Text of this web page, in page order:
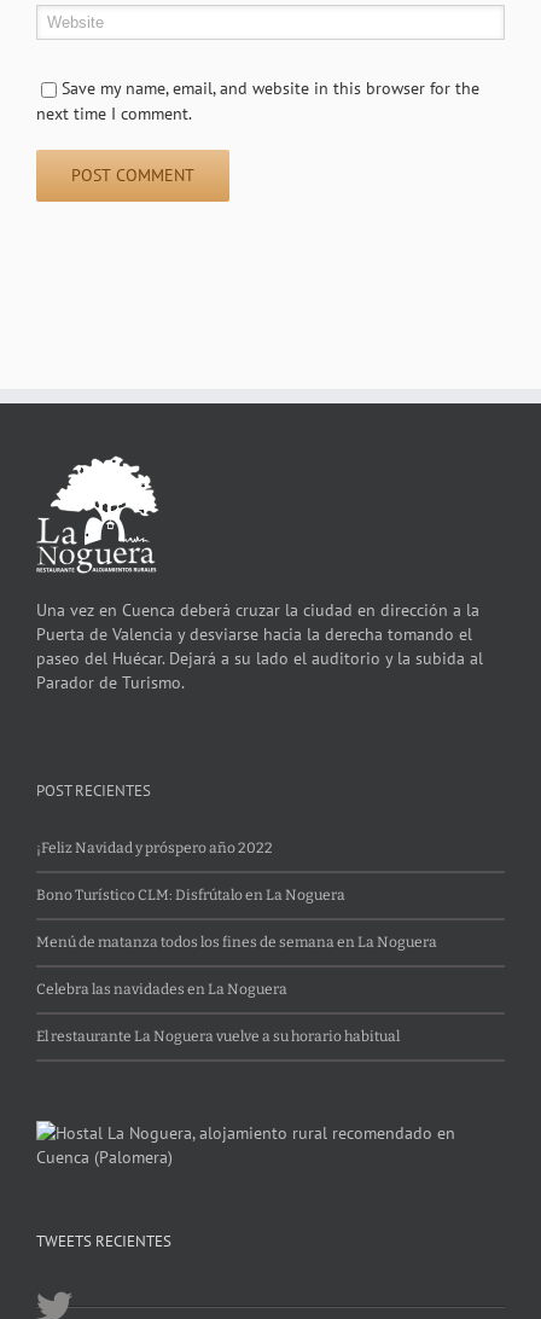
Save my name, email, and website in this browser for the
next time I comment.
Una vez en Cuenca deberá cruzar la ciudad en dirección a la
Puerta de Valencia y desviarse hacia la derecha tomando el
paseo del Huécar. Dejará a su lado el auditorio y la subida al
Parador de Turismo.
POST RECIENTES
¡Feliz Navidad y próspero año 2022
Bono Turístico CLM: Disfrútalo en La Noguera
Menú de matanza todos los fines de semana en La Noguera
Celebra las navidades en La Noguera
El restaurante La Noguera vuelve a su horario habitual
TWEETS RECIENTES